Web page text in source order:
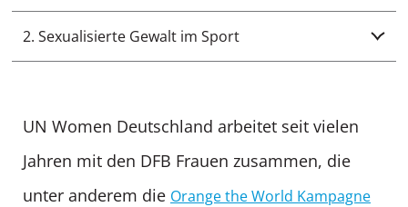
2. Sexualisierte Gewalt im Sport
UN Women Deutschland arbeitet seit vielen
Jahren mit den DFB Frauen zusammen, die
unter anderem die Orange the World Kampagne